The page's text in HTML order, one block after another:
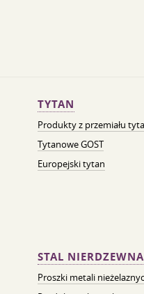
TYTAN
Produkty z przemiału
Tytanowe GOST
Europejski tytan
STAL
Proszki metali